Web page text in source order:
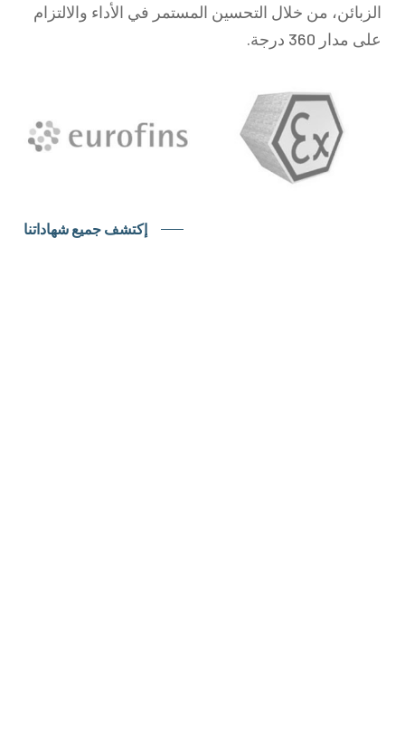
الزبائن، من خلال التحسين المستمر في الأداء والالتزام
على مدار 360 درجة.
إكتشف جميع شهاداتنا